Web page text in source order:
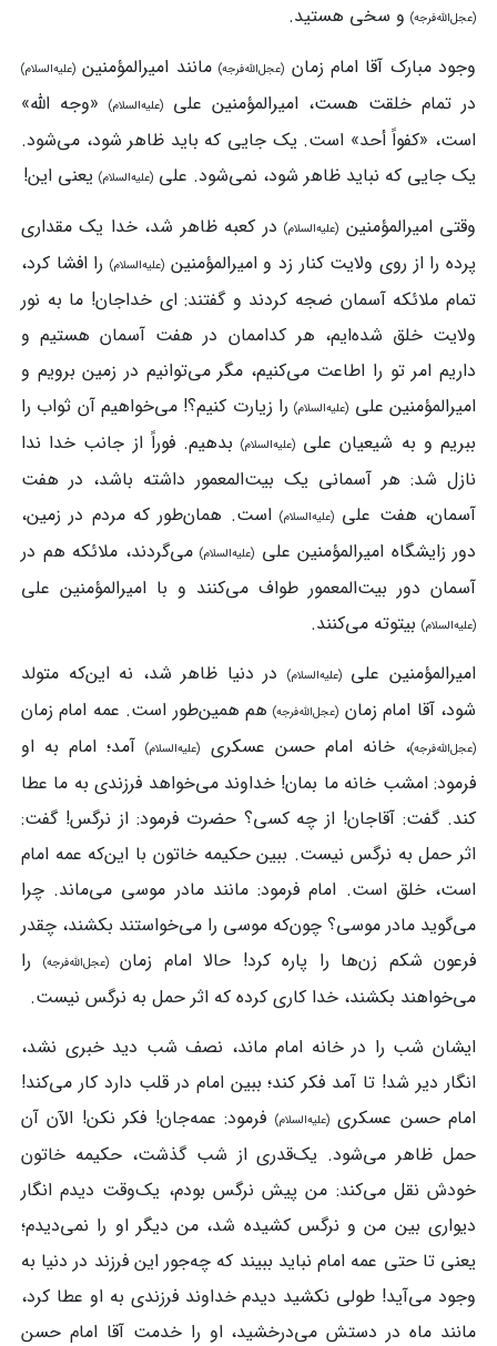
(عجل‌الله‌فرجه) و سخی هستید.
وجود مبارک آقا امام زمان (عجل‌الله‌فرجه)مانند امیرالمؤمنین (علیه‌السلام)
در تمام خلقت هست، امیرالمؤمنین علی (علیه‌السلام)
«وجه ‌الله»
است، «کفواً أحد» است. یک جایی که باید ظاهر شود، می‌شود.
یک جایی که نباید ظاهر شود، نمی‌شود. علی (علیه‌السلام) یعنی این!
وقتی امیرالمؤمنین (علیه‌السلام)در کعبه ظاهر شد، خدا یک مقداری
پرده را از روی ولایت کنار زد و امیرالمؤمنین (علیه‌السلام) را افشا کرد،
تمام ملائکه آسمان ضجه کردند و گفتند: ای خداجان! ما به نور
ولایت خلق شده‌ایم، هر کداممان در هفت ‌آسمان هستیم و
داریم امر تو را اطاعت می‌کنیم، مگر می‌توانیم در زمین برویم و
امیرالمؤمنین علی (علیه‌السلام)را زیارت کنیم؟! می‌خواهیم آن ثواب را
ببریم و به شیعیان علی (علیه‌السلام)بدهیم. فوراً از جانب خدا ندا
نازل ‌شد: هر آسمانی یک بیت‌المعمور داشته ‌باشد، در هفت
‌آسمان، هفت علی (علیه‌السلام) است. همان‌طور که مردم در زمین،
دور زایشگاه امیرالمؤمنین علی (علیه‌السلام) می‌گردند، ملائکه هم در
آسمان دور بیت‌المعمور طواف می‌کنند و با امیرالمؤمنین علی
(علیه‌السلام) بیتوته می‌کنند.
امیرالمؤمنین علی(علیه‌السلام)
در دنیا ظاهر شد، نه این‌که متولد
شود، آقا امام زمان (عجل‌الله‌فرجه)هم همین‌طور است. عمه امام زمان
(عجل‌الله‌فرجه)، خانه امام حسن عسکری (علیه‌السلام)آمد؛ امام به او
فرمود: امشب خانه ما بمان! خداوند می‌خواهد فرزندی به ما عطا
کند. گفت: آقاجان! از چه کسی؟ حضرت فرمود: از نرگس! گفت:
اثر حمل به نرگس نیست. ببین حکیمه خاتون با این‌که عمه امام
است، خلق است. امام فرمود: مانند مادر موسی می‌ماند. چرا
می‌گوید مادر موسی؟ چون‌که موسی را می‌خواستند بکشند، چقدر
فرعون شکم زن‌ها را پاره کرد! حالا امام زمان(عجل‌الله‌فرجه)
را
می‌خواهند بکشند، خدا کاری کرده که اثر حمل به نرگس نیست.
ایشان شب را در خانه امام ماند، نصف شب دید خبری نشد،
انگار دیر شد! تا آمد فکر کند؛ ببین امام در قلب دارد کار می‌کند!
امام حسن عسکری(علیه‌السلام) فرمود: عمه‌جان! فکر نکن! الآن آن
حمل ظاهر می‌شود. یک‌قدری از شب گذشت، حکیمه خاتون
خودش نقل می‌کند: من پیش نرگس بودم، یک‌وقت دیدم انگار
دیواری بین من و نرگس کشیده شد، من دیگر او را نمی‌دیدم؛
یعنی تا حتی عمه امام نباید ببیند که چه‌جور این فرزند در دنیا به
‌وجود می‌آید! طولی نکشید دیدم خداوند فرزندی به او عطا کرد،
مانند ماه در دستش می‌درخشید، او را خدمت آقا امام حسن